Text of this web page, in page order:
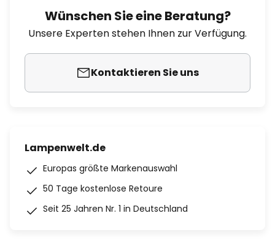
Wünschen Sie eine Beratung?
Unsere Experten stehen Ihnen zur Verfügung.
Kontaktieren Sie uns
Lampenwelt.de
Europas größte Markenauswahl
50 Tage kostenlose Retoure
Seit 25 Jahren Nr. 1 in Deutschland